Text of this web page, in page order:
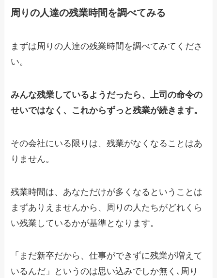
周りの人達の残業時間を調べてみる
まずは周りの人達の残業時間を調べてみてくださ
い。
みんな残業しているようだったら、上司の命令の
せいではなく、これからずっと残業が続きます。
その会社にいる限りは、残業がなくなることはあ
りません。
残業時間は、あなただけが多くなるということは
まずありえませんから、周りの人たちがどれくら
い残業しているかが基準となります。
「まだ新卒だから、仕事ができずに残業が増えて
いるんだ」というのは思い込みでしか無く､周り